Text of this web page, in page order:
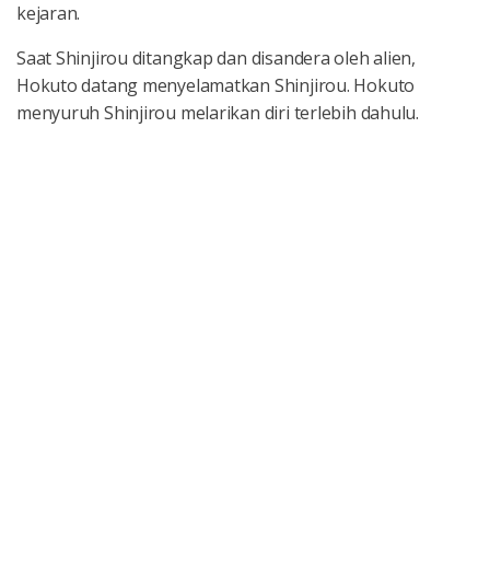
kejaran.
Saat Shinjirou ditangkap dan disandera oleh alien,
Hokuto datang menyelamatkan Shinjirou. Hokuto
menyuruh Shinjirou melarikan diri terlebih dahulu.